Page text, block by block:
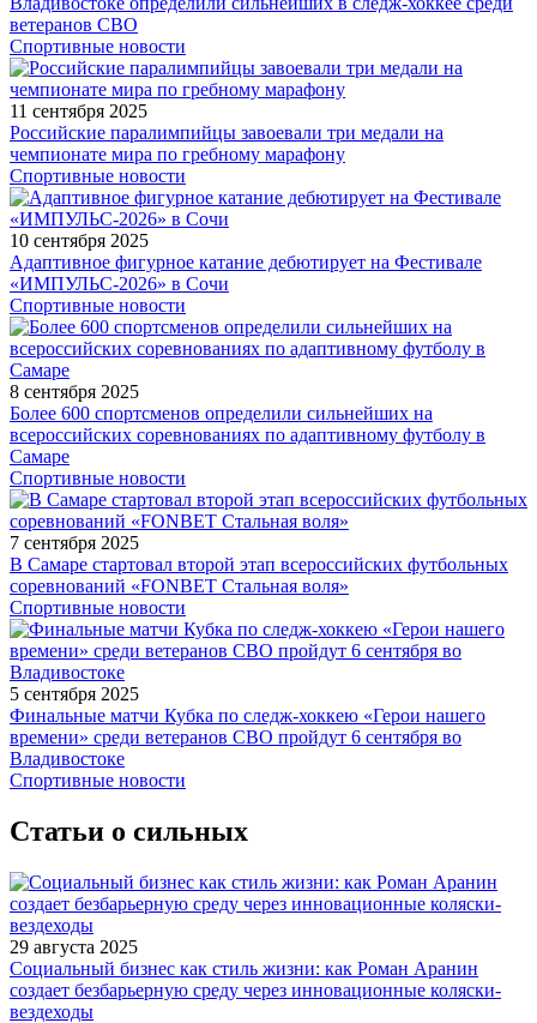
ветеранов СВО
Спортивные новости
11 сентября 2025
Российские паралимпийцы завоевали три медали на
чемпионате мира по гребному марафону
Спортивные новости
10 сентября 2025
Адаптивное фигурное катание дебютирует на Фестивале
«ИМПУЛЬС-2026» в Сочи
Спортивные новости
8 сентября 2025
Более 600 спортсменов определили сильнейших на
всероссийских соревнованиях по адаптивному футболу в
Самаре
Спортивные новости
7 сентября 2025
В Самаре стартовал второй этап всероссийских футбольных
соревнований «FONBET Стальная воля»
Спортивные новости
5 сентября 2025
Финальные матчи Кубка по следж-хоккею «Герои нашего
времени» среди ветеранов СВО пройдут 6 сентября во
Владивостоке
Спортивные новости
Статьи о сильных
29 августа 2025
Социальный бизнес как стиль жизни: как Роман Аранин
создает безбарьерную среду через инновационные коляски-
вездеходы